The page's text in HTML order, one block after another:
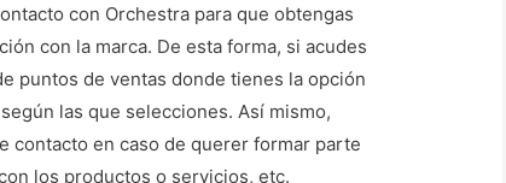
con Orchestra para que obtengas
con la marca. De esta forma, si acudes
puntos de ventas donde tienes la opción
las que selecciones. Así mismo,
contacto en caso de querer formar parte
los productos o servicios, etc.